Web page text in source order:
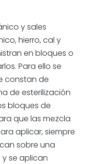
y sales
hierro, cal y
en bloques o
Para ello se
constan de
de esterilización
bloques de
que las mezcla
aplicar, siempre
sobre una
se aplican